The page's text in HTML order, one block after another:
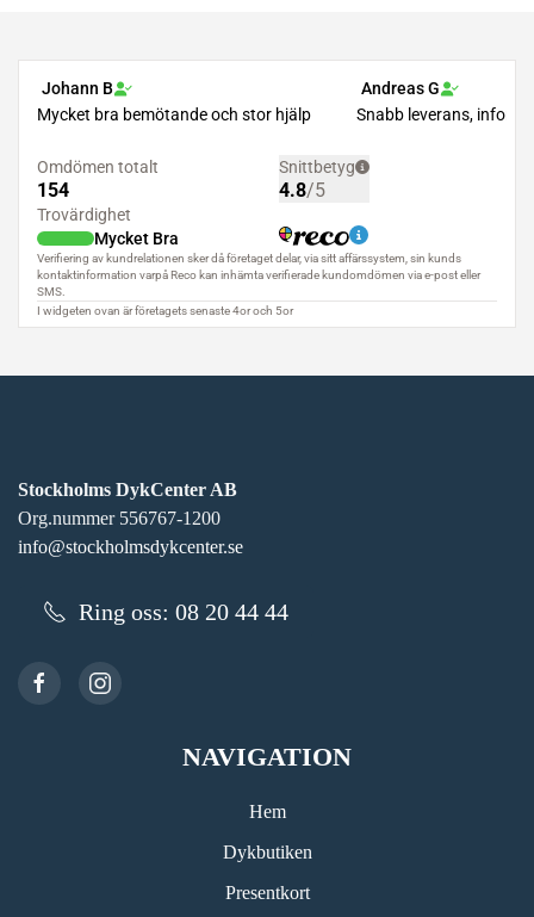
Stockholms DykCenter AB
Org.nummer 556767-1200
info@stockholmsdykcenter.se
Ring oss: 08 20 44 44
NAVIGATION
Hem
Dykbutiken
Presentkort